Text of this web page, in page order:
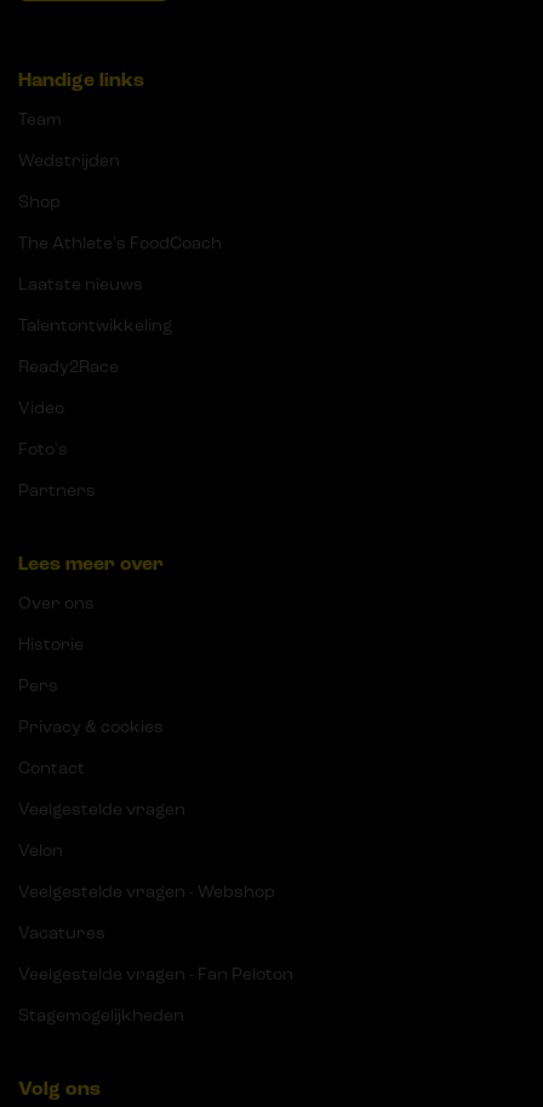
Handige links
Team
Wedstrijden
Shop
The Athlete's FoodCoach
Laatste nieuws
Talentontwikkeling
Ready2Race
Video
Foto's
Partners
Lees meer over
Over ons
Historie
Pers
Privacy & cookies
Contact
Veelgestelde vragen
Velon
Veelgestelde vragen - Webshop
Vacatures
Veelgestelde vragen - Fan Peloton
Stagemogelijkheden
Volg ons